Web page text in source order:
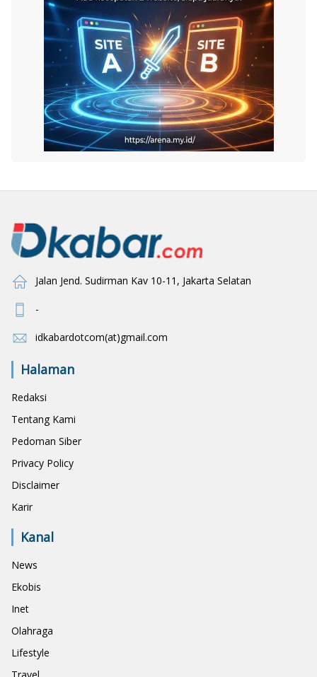
Jalan Jend. Sudirman Kav 10-11, Jakarta Selatan
-
idkabardotcom(at)gmail.com
Halaman
Redaksi
Tentang Kami
Pedoman Siber
Privacy Policy
Disclaimer
Karir
Kanal
News
Ekobis
Inet
Olahraga
Lifestyle